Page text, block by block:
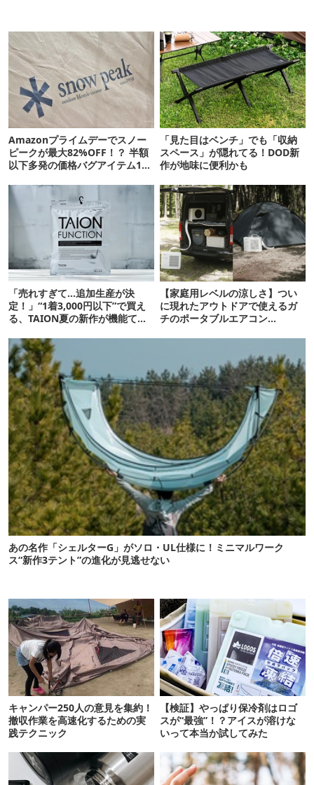
Amazonプライムデーでスノー
ピークが最大82%OFF！？ 半額
以下多発の価格バグアイテム11
「見た目はベンチ」でも「収納
スペース」が隠れてる！DOD新
作が地味に便利かも
「売れすぎて…追加生産が決
定！」“1着3,000円以下”で買え
る、TAION夏の新作が機能てん
【家庭用レベルの涼しさ】つい
に現れたアウトドアで使えるガ
チのポータブルエアコン
あの名作「シェルターG」がソロ・UL仕様に！ミニマルワーク
ス“新作3テント”の進化が見逃せない
キャンパー250人の意見を集約！
撤収作業を高速化するための実
践テクニック
【検証】やっぱり保冷剤はロゴ
スが“最強”！？アイスが溶けな
いって本当か試してみた